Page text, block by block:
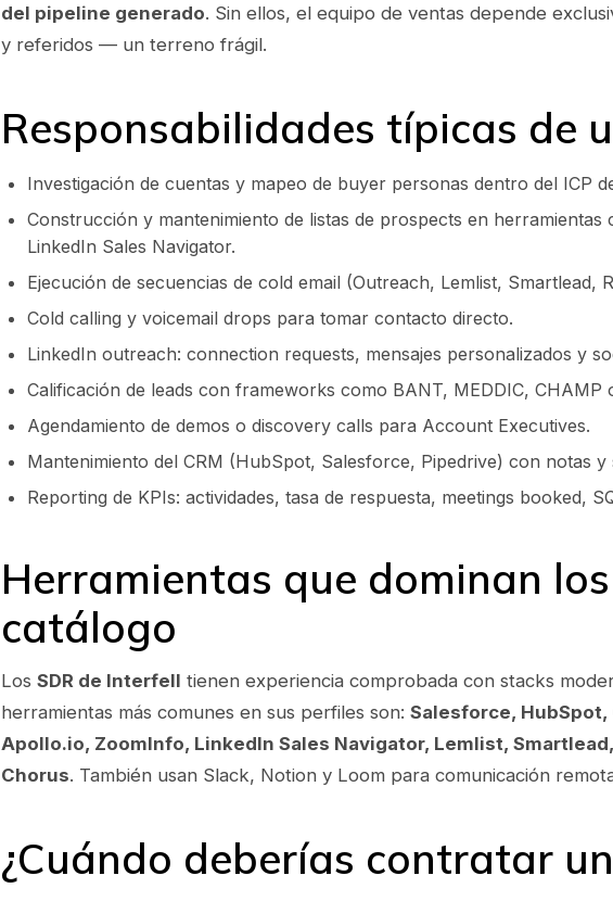
del pipeline generado. Sin ellos, el equipo de ventas depende
y referidos — un terreno frágil.
Responsabilidades típicas de
Investigación de cuentas y mapeo de buyer personas dentro del ICP
Construcción y mantenimiento de listas de prospects en
LinkedIn Sales Navigator.
Ejecución de secuencias de cold email (Outreach, Lemlist, Smartlead,
Cold calling y voicemail drops para tomar contacto directo.
LinkedIn outreach: connection requests, mensajes personalizados y
Calificación de leads con frameworks como BANT, MEDDIC, CHAMP
Agendamiento de demos o discovery calls para Account Executives.
Mantenimiento del CRM (HubSpot, Salesforce, Pipedrive) con notas y
Reporting de KPIs: actividades, tasa de respuesta, meetings booked,
Herramientas que dominan los
catálogo
Los SDR de Interfell tienen experiencia comprobada con stacks
herramientas más comunes en sus perfiles son: Salesforce,
Apollo.io, ZoomInfo, LinkedIn Sales Navigator, Lemlist,
Chorus. También usan Slack, Notion y Loom para comunicación
¿Cuándo deberías contratar un